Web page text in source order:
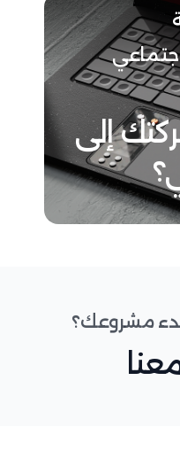
إلى
مشروعك؟